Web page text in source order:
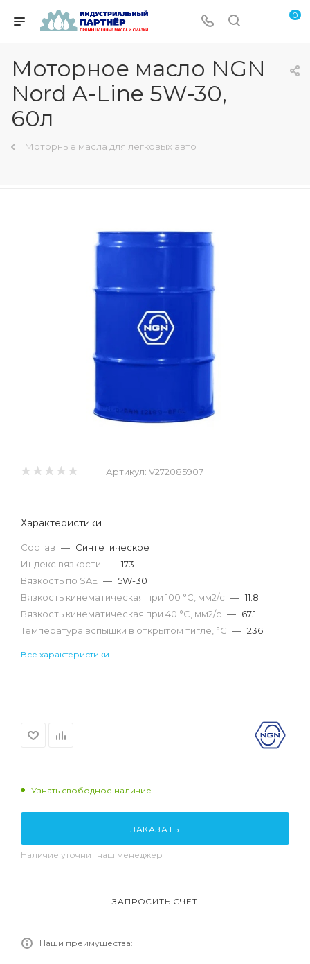
0
Моторное масло NGN
Nord A-Line 5W-30,
60л
Моторные масла для легковых авто
Артикул: V272085907
Характеристики
Состав — Синтетическое
Индекс вязкости — 173
Вязкость по SAE — 5W-30
Вязкость кинематическая при 100 °С, мм2/с — 11.8
Вязкость кинематическая при 40 °С, мм2/с — 67.1
Температура вспышки в открытом тигле, °С — 236
Все характеристики
Узнать свободное наличие
ЗАКАЗАТЬ
Наличие уточнит наш менеджер
ЗАПРОСИТЬ СЧЕТ
Наши преимущества: